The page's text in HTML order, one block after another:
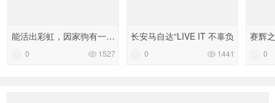
能活出彩虹，因家驹有一颗不
1527
0
长安马自达“LIVE IT 不辜负
1441
0
赛辉
0